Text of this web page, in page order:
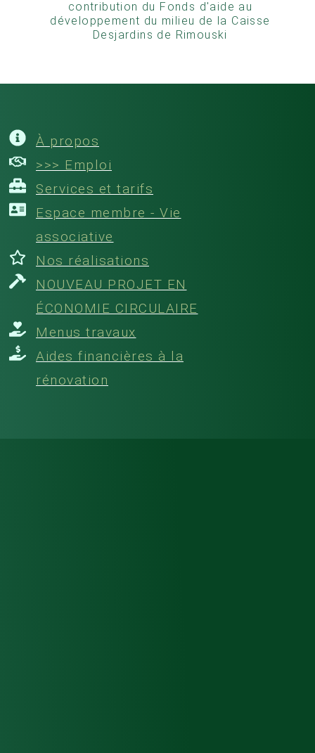
contribution du Fonds d'aide au
développement du milieu de la Caisse
Desjardins de Rimouski
À propos
>>> Emploi
Services et tarifs
Espace membre - Vie
associative
Nos réalisations
NOUVEAU PROJET EN
ÉCONOMIE CIRCULAIRE
Menus travaux
Aides financières à la
rénovation